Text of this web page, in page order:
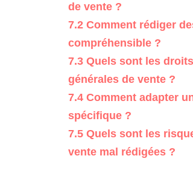
de vente ?
7.2 Comment rédiger
compréhensible ?
7.3 Quels sont les
générales de vente ?
7.4 Comment adapter
spécifique ?
7.5 Quels sont les
vente mal rédigées ?